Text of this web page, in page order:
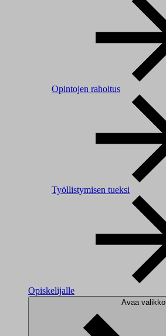
Opintojen rahoitus
Työllistymisen tueksi
Opiskelijalle
Avaa valikko